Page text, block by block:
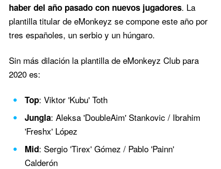
haber del año pasado con nuevos jugadores. La
plantilla titular de eMonkeyz se compone este año por
tres españoles, un serbio y un húngaro.
Sin más dilación la plantilla de eMonkeyz Club para
2020 es:
Top: Viktor 'Kubu' Toth
Jungla: Aleksa 'DoubleAim' Stankovic / Ibrahim
'Freshx' López
Mid: Sergio 'Tirex' Gómez / Pablo 'Painn'
Calderón